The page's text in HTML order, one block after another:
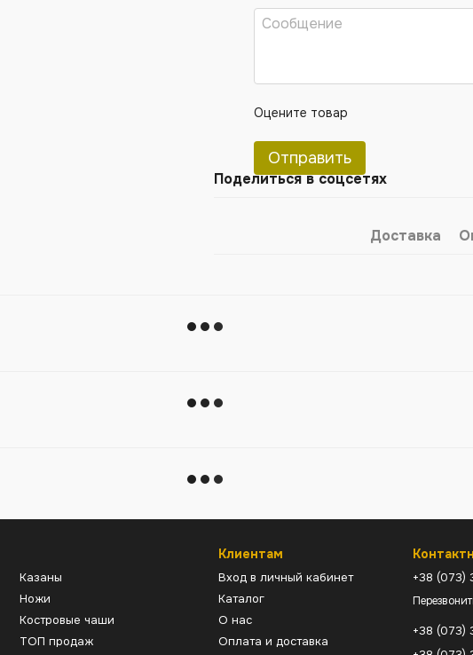
Оцените товар
Отправить
Поделиться в соцсетях
Доставка
Казаны
Ножи
Костровые чаши
ТОП продаж
Клиентам
Вход в личный кабинет
Каталог
О нас
Оплата и доставка
+38
+38